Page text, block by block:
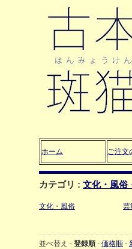
ホーム ご注文
カテゴリ : 文化・風俗
文化・風俗 芸
並べ替え - 登録順 - 価格順 -